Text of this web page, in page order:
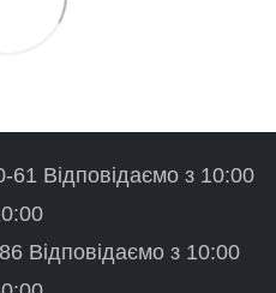
61 Відповідаємо з 10:00
Відповідаємо з 10:00